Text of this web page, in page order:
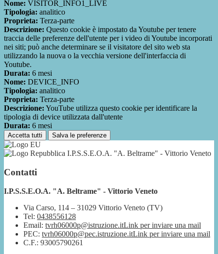
Nome: VISITOR_INFO1_LIVE
Tipologia: analitico
Proprieta: Terza-parte
Descrizione: Questo cookie è impostato da Youtube per tenere
traccia delle preferenze dell'utente per i video di Youtube incorporati
nei siti; può anche determinare se il visitatore del sito web sta
utilizzando la nuova o la vecchia versione dell'interfaccia di
Youtube.
Durata: 6 mesi
Nome: DEVICE_INFO
Tipologia: analitico
Proprieta: Terza-parte
Descrizione: YouTube utilizza questo cookie per identificare la
tipologia di device utilizzata dall'utente
Durata: 6 mesi
Accetta tutti Salva le preferenze
I.P.S.S.E.O.A. "A. Beltrame" - Vittorio Veneto
Contatti
I.P.S.S.E.O.A. "A. Beltrame" - Vittorio Veneto
Via Carso, 114 – 31029 Vittorio Veneto (TV)
Tel: 0438556128
Email: tvrh06000p@istruzione.itLink per inviare una mail
PEC: tvrh06000p@pec.istruzione.itLink per inviare una mail
C.F.: 93005790261